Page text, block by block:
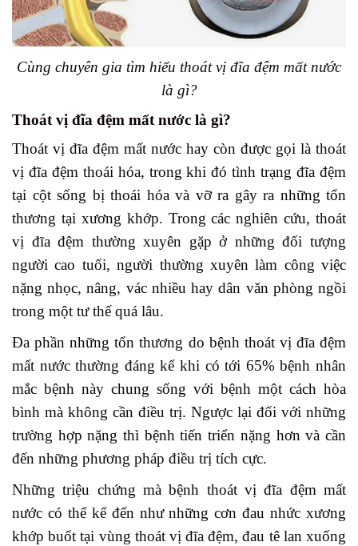
Cùng chuyên gia tìm hiểu thoát vị đĩa đệm mất nước
là gì?
Thoát vị đĩa đệm mất nước là gì?
Thoát vị đĩa đệm mất nước hay còn được gọi là thoát
vị đĩa đệm thoái hóa, trong khi đó tình trạng đĩa đệm
tại cột sống bị thoái hóa và vỡ ra gây ra những tổn
thương tại xương khớp. Trong các nghiên cứu, thoát
vị đĩa đệm thường xuyên gặp ở những đối tượng
người cao tuổi, người thường xuyên làm công việc
nặng nhọc, nâng, vác nhiều hay dân văn phòng ngồi
trong một tư thế quá lâu.
Đa phần những tổn thương do bệnh thoát vị đĩa đệm
mất nước thường đáng kể khi có tới 65% bệnh nhân
mắc bệnh này chung sống với bệnh một cách hòa
bình mà không cần điều trị. Ngược lại đối với những
trường hợp nặng thì bệnh tiến triển nặng hơn và cần
đến những phương pháp điều trị tích cực.
Những triệu chứng mà bệnh thoát vị đĩa đệm mất
nước có thể kể đến như những cơn đau nhức xương
khớp buốt tại vùng thoát vị đĩa đệm, đau tê lan xuống